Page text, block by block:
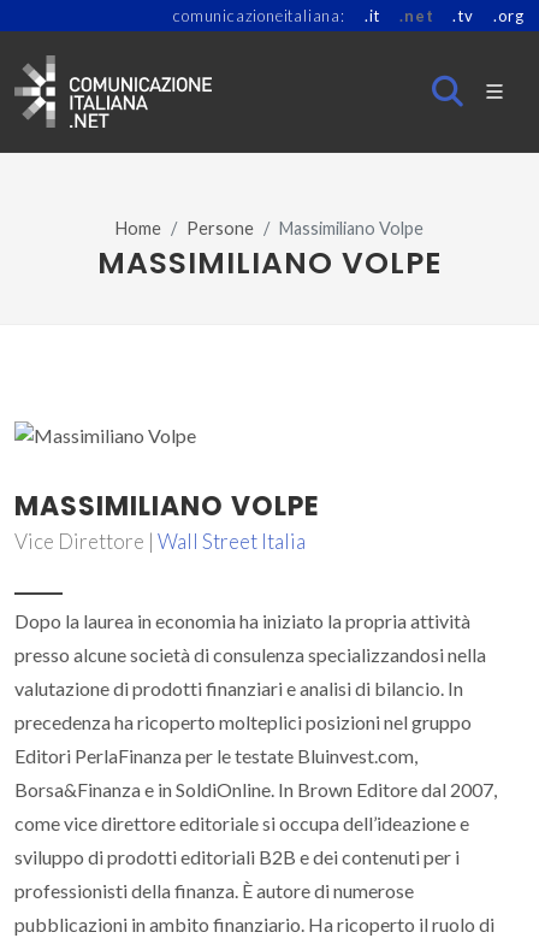
comunicazioneitaliana: .it .net .tv .org
Home Persone Massimiliano Volpe
MASSIMILIANO VOLPE
MASSIMILIANO VOLPE
Vice Direttore | Wall Street Italia
Dopo la laurea in economia ha iniziato la propria attività
presso alcune società di consulenza specializzandosi nella
valutazione di prodotti finanziari e analisi di bilancio. In
precedenza ha ricoperto molteplici posizioni nel gruppo
Editori PerlaFinanza per le testate Bluinvest.com,
Borsa&Finanza e in SoldiOnline. In Brown Editore dal 2007,
come vice direttore editoriale si occupa dell’ideazione e
sviluppo di prodotti editoriali B2B e dei contenuti per i
professionisti della finanza. È autore di numerose
pubblicazioni in ambito finanziario. Ha ricoperto il ruolo di